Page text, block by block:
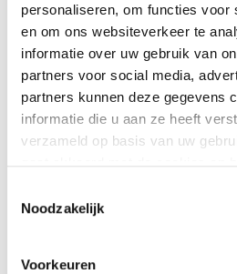
personaliseren, om functies voor
en om ons websiteverkeer te
informatie over uw gebruik van
partners voor social media,
partners kunnen deze gegevens
informatie die u aan ze heeft
verzameld op basis van uw
Noodzakelijk
Voorkeuren
Fort bij de Liebrug
Het Fort bij de Liebrug ligt aan de
Amsterdam, de oudste
moest zowel de spoorlijn, de weg
Haarlem én de nabijgelegen
Liebrug behoort tot het Westfront